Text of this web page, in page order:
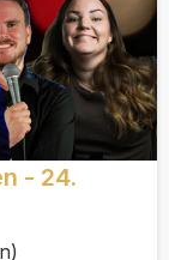
- 24.